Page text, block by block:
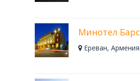
Минотел
Ереван,